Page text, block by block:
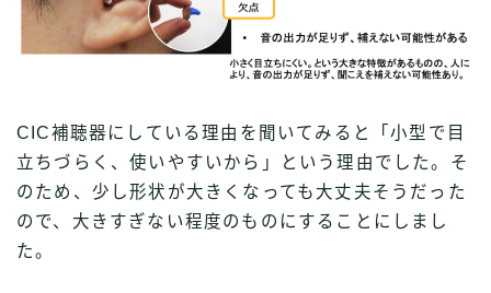
CIC補聴器にしている理由を聞いてみると「小型で目
立ちづらく、使いやすいから」という理由でした。そ
のため、少し形状が大きくなっても大丈夫そうだった
ので、大きすぎない程度のものにすることにしまし
た。